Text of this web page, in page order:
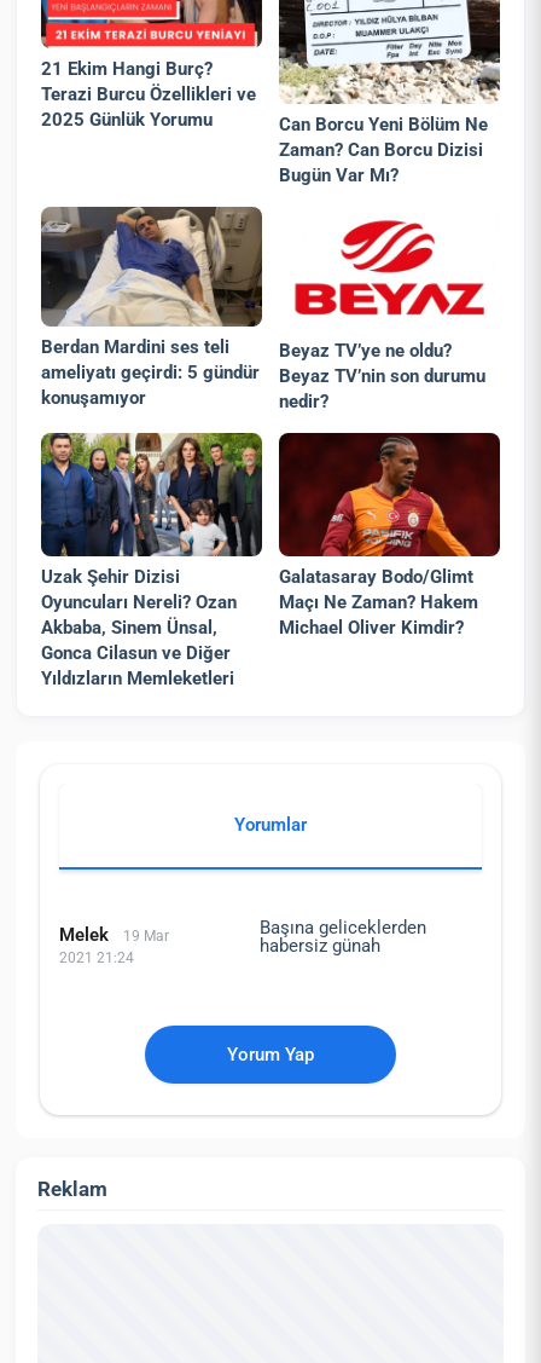
21 Ekim Hangi Burç?
Terazi Burcu Özellikleri ve
2025 Günlük Yorumu
Can Borcu Yeni Bölüm Ne
Zaman? Can Borcu Dizisi
Bugün Var Mı?
Berdan Mardini ses teli
ameliyatı geçirdi: 5 gündür
konuşamıyor
Beyaz TV’ye ne oldu?
Beyaz TV’nin son durumu
nedir?
Uzak Şehir Dizisi
Oyuncuları Nereli? Ozan
Akbaba, Sinem Ünsal,
Gonca Cilasun ve Diğer
Yıldızların Memleketleri
Galatasaray Bodo/Glimt
Maçı Ne Zaman? Hakem
Michael Oliver Kimdir?
Yorumlar
Melek
19 Mar
2021 21:24
Başına geliceklerden
habersiz günah
Yorum Yap
Reklam